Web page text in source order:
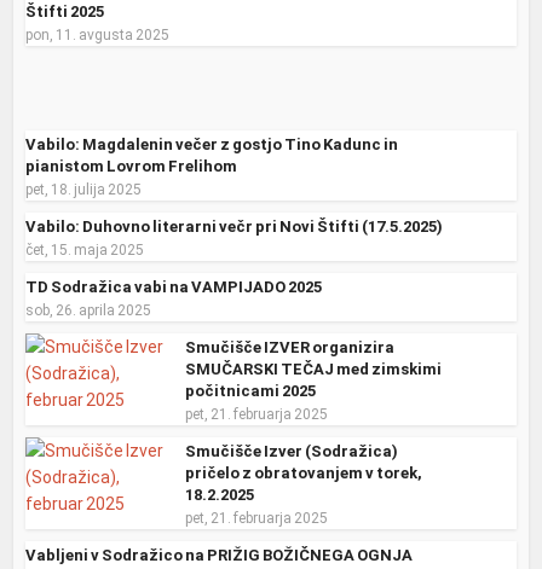
Štifti 2025
pon, 11. avgusta 2025
Vabilo: Magdalenin večer z gostjo Tino Kadunc in
pianistom Lovrom Frelihom
pet, 18. julija 2025
Vabilo: Duhovno literarni večr pri Novi Štifti (17.5.2025)
čet, 15. maja 2025
TD Sodražica vabi na VAMPIJADO 2025
sob, 26. aprila 2025
Smučišče IZVER organizira
SMUČARSKI TEČAJ med zimskimi
počitnicami 2025
pet, 21. februarja 2025
Smučišče Izver (Sodražica)
pričelo z obratovanjem v torek,
18.2.2025
pet, 21. februarja 2025
Vabljeni v Sodražico na PRIŽIG BOŽIČNEGA OGNJA